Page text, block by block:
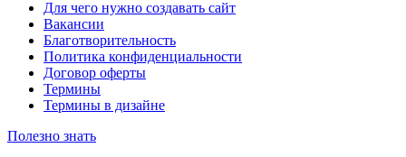
Для чего нужно создавать сайт
Вакансии
Благотворительность
Политика конфиденциальности
Договор оферты
Термины
Термины в дизайне
Полезно знать